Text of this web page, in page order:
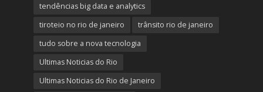
tendências big data e analytics
tiroteio no rio de janeiro
trânsito rio de janeiro
tudo sobre a nova tecnologia
Ultimas Noticias do Rio
Ultimas Noticias do Rio de Janeiro